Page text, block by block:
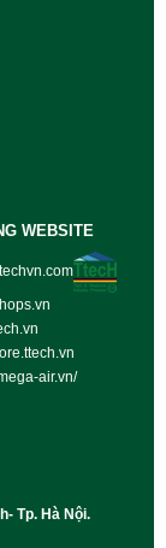
WEBSITE
air.vn/
Tp. Hà Nội.